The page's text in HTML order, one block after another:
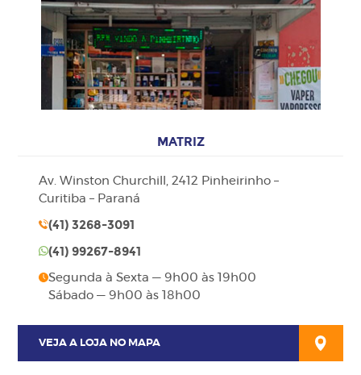
MATRIZ
Av. Winston Churchill, 2412 Pinheirinho –
Curitiba – Paraná
(41)3268-3091
(41)99267-8941
Segunda à Sexta — 9h00 às 19h00
Sábado — 9h00 às 18h00
VEJA A LOJA NO MAPA